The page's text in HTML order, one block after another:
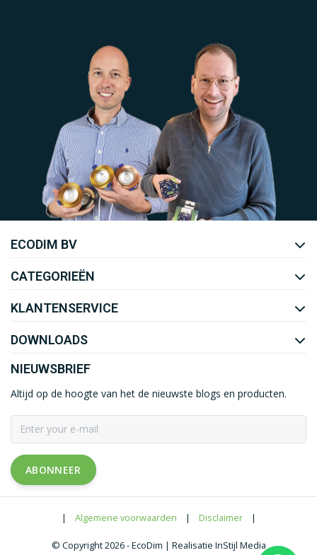
Uw EcoDim team
ECODIM BV
CATEGORIEËN
KLANTENSERVICE
DOWNLOADS
NIEUWSBRIEF
Altijd op de hoogte van het de nieuwste blogs en producten.
ABONNEER
| Algemene voorwaarden | Disclaimer |
© Copyright 2026 - EcoDim | Realisatie InStijl Media